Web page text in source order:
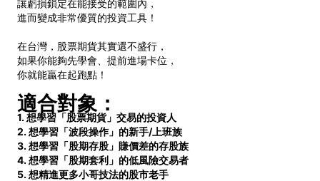
讓虧損鎖定在能接受的範圍內，
進而變成非常優質的投資工具！
在台灣，股票期貨其實還不盛行，
如果你能夠先學會、提前進場卡位，
你就能贏在起跑點！
適合對象：
1. 想學習「股票期貨」交易的投資人
2.想學習「波段操作」的新手/上班族
3.想學習「股期存股」賺價差的存股族
4.想學習「股期套利」的低風險交易者
5.想精進更多小哥技法的股市老手